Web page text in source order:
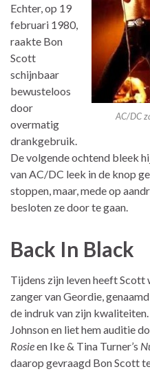
AC/DC
Echter, op 19
februari 1980,
raakte Bon
Scott
schijnbaar
bewusteloos
door
overmatig
drankgebruik.
De volgende ochtend bleek
van AC/DC leek in de knop
stoppen, maar, mede op
besloten ze door te gaan.
Back In Black
Tijdens zijn leven heeft Scott
zanger van Geordie,
de indruk van zijn
Johnson en liet hem auditie
Rosieen Ike & Tina Turner’s
daarop gevraagd Bon Scott